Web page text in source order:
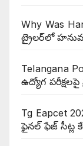
Why Was
ట్రైలర్‌లో
Telangana
ఉద్యోగ
Tg Eapcet
ఫైనల్ ఫేజ్ సీట్ల